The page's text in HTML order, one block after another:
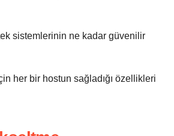
sistemlerinin ne kadar güvenilir
her bir hostun sağladığı özellikleri